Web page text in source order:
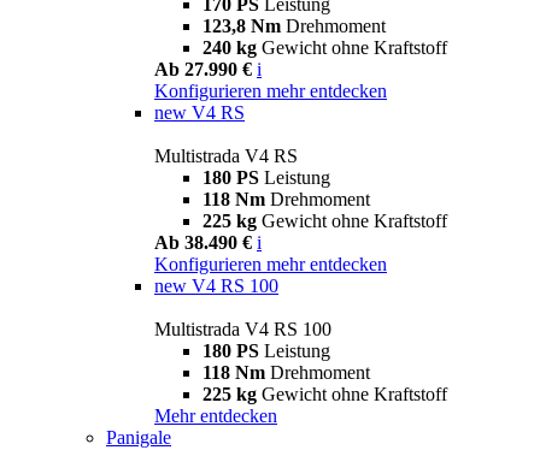
170 PS Leistung
123,8 Nm Drehmoment
240 kg Gewicht ohne Kraftstoff
Ab 27.990 € i
Konfigurieren mehr entdecken
new V4 RS
Multistrada V4 RS
180 PS Leistung
118 Nm Drehmoment
225 kg Gewicht ohne Kraftstoff
Ab 38.490 € i
Konfigurieren mehr entdecken
new V4 RS 100
Multistrada V4 RS 100
180 PS Leistung
118 Nm Drehmoment
225 kg Gewicht ohne Kraftstoff
Mehr entdecken
Panigale